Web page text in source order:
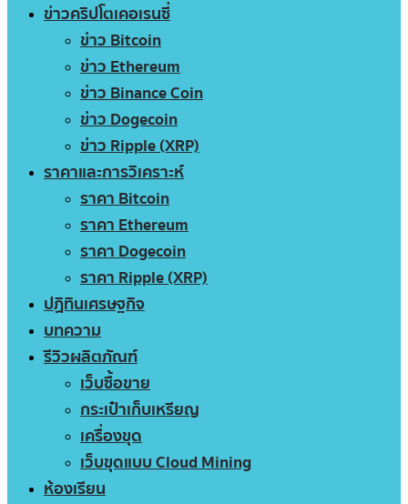
ข่าวคริปโตเคอเรนซี่
ข่าว Bitcoin
ข่าว Ethereum
ข่าว Binance Coin
ข่าว Dogecoin
ข่าว Ripple (XRP)
ราคาและการวิเคราะห์
ราคา Bitcoin
ราคา Ethereum
ราคา Dogecoin
ราคา Ripple (XRP)
ปฏิทินเศรษฐกิจ
บทความ
รีวิวผลิตภัณฑ์
เว็บซื้อขาย
กระเป๋าเก็บเหรียญ
เครื่องขุด
เว็บขุดแบบ Cloud Mining
ห้องเรียน